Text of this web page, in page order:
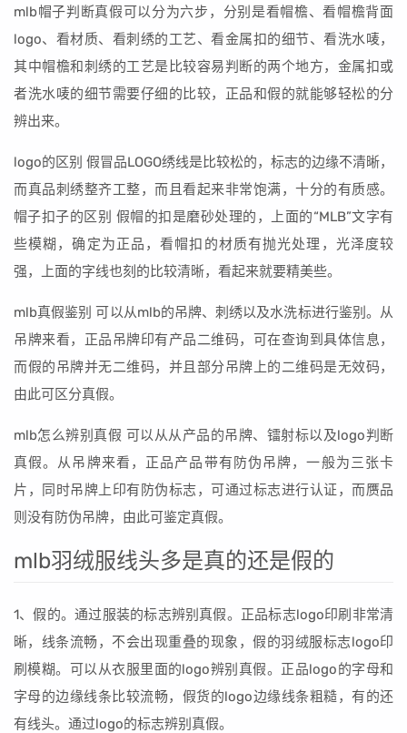
mlb帽子判断真假可以分为六步，分别是看帽檐、看帽檐背面
logo、看材质、看刺绣的工艺、看金属扣的细节、看洗水唛，
其中帽檐和刺绣的工艺是比较容易判断的两个地方，金属扣或
者洗水唛的细节需要仔细的比较，正品和假的就能够轻松的分
辨出来。
logo的区别 假冒品LOGO绣线是比较松的，标志的边缘不清晰，
而真品刺绣整齐工整，而且看起来非常饱满，十分的有质感。
帽子扣子的区别 假帽的扣是磨砂处理的，上面的“MLB”文字有
些模糊，确定为正品，看帽扣的材质有抛光处理，光泽度较
强，上面的字线也刻的比较清晰，看起来就要精美些。
mlb真假鉴别 可以从mlb的吊牌、刺绣以及水洗标进行鉴别。从
吊牌来看，正品吊牌印有产品二维码，可在查询到具体信息，
而假的吊牌并无二维码，并且部分吊牌上的二维码是无效码，
由此可区分真假。
mlb怎么辨别真假 可以从从产品的吊牌、镭射标以及logo判断
真假。从吊牌来看，正品产品带有防伪吊牌，一般为三张卡
片，同时吊牌上印有防伪标志，可通过标志进行认证，而赝品
则没有防伪吊牌，由此可鉴定真假。
mlb羽绒服线头多是真的还是假的
1、假的。通过服装的标志辨别真假。正品标志logo印刷非常清
晰，线条流畅，不会出现重叠的现象，假的羽绒服标志logo印
刷模糊。可以从衣服里面的logo辨别真假。正品logo的字母和
字母的边缘线条比较流畅，假货的logo边缘线条粗糙，有的还
有线头。通过logo的标志辨别真假。